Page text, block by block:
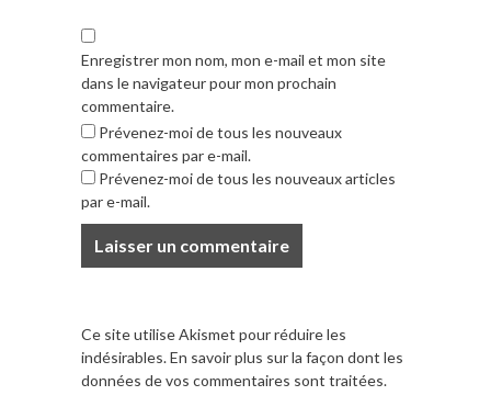
Enregistrer mon nom, mon e-mail et mon site
dans le navigateur pour mon prochain
commentaire.
Prévenez-moi de tous les nouveaux
commentaires par e-mail.
Prévenez-moi de tous les nouveaux articles
par e-mail.
Ce site utilise Akismet pour réduire les
indésirables.En savoir plus sur la façon dont les
données de vos commentaires sont traitées.